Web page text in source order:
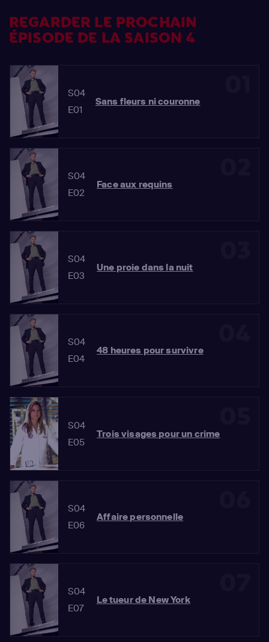
REGARDER LE PROCHAIN
ÉPISODE DE LA SAISON 4
S04
E01
Sans fleurs ni couronne
S04
E02
Face aux requins
S04
E03
Une proie dans la nuit
S04
E04
48 heures pour survivre
S04
E05
Trois visages pour un crime
S04
E06
Affaire personnelle
S04
E07
Le tueur de New York